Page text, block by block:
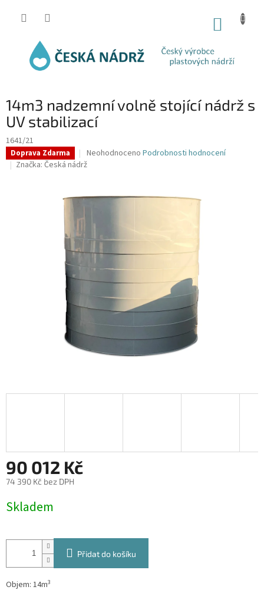
14m3 nadzemní volně stojící nádrž s
UV stabilizací
1641/21
Doprava Zdarma
Průměrné
hodnocení
0,0
Neohodnoceno Podrobnosti hodnocení
Značka: Česká nádrž
90 012 Kč
74 390 Kč bez DPH
cena:
Skladem
Přidat do košíku
Objem: 14m3